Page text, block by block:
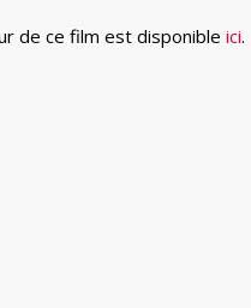
de ce film est disponible ici.